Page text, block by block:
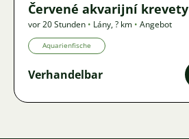
Červené akvarijní krevety
vor 20 Stunden • Lány,? km • Angebot
Aquarienfische
Verhandelbar